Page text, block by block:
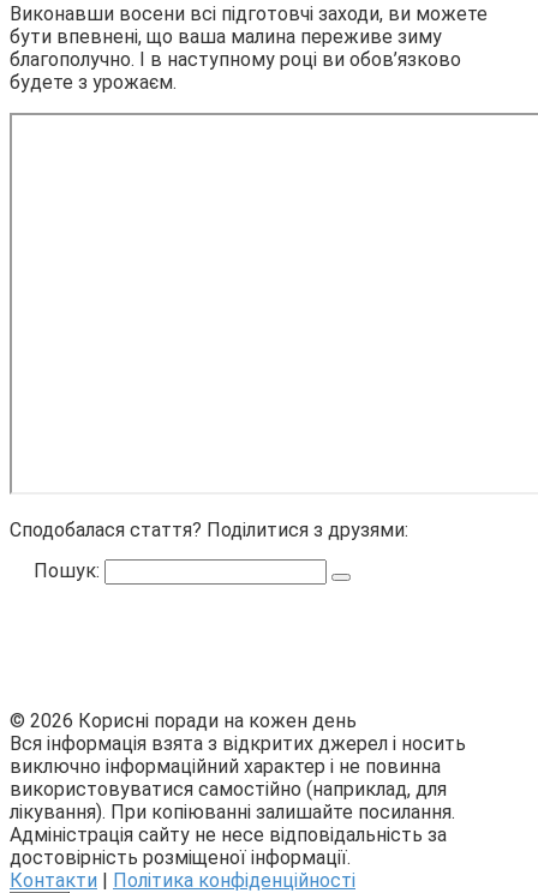
Виконавши восени всі підготовчі заходи, ви можете
бути впевнені, що ваша малина переживе зиму
благополучно. І в наступному році ви обов’язково
будете з урожаєм.
Сподобалася стаття? Поділитися з друзями:
Пошук:
© 2026 Корисні поради на кожен день
Вся інформація взята з відкритих джерел і носить
виключно інформаційний характер і не повинна
використовуватися самостійно (наприклад, для
лікування). При копіюванні залишайте посилання.
Адміністрація сайту не несе відповідальність за
достовірність розміщеної інформації.
Контакти | Політика конфіденційності